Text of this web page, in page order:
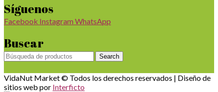
Síguenos
Facebook Instagram WhatsApp
Buscar
Search
VidaNut Market © Todos los derechos reservados | Diseño de
sitios web por Interficto